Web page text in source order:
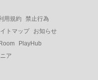
用規約
禁止行為
トマップ
お知らせ
PlayHub
ア